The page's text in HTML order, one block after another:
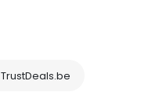
TrustDeals.be